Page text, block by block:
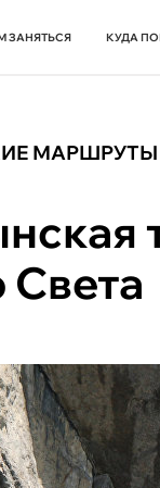
ЗАНЯТЬСЯ КУДА
МАРШРУТЫ
Света